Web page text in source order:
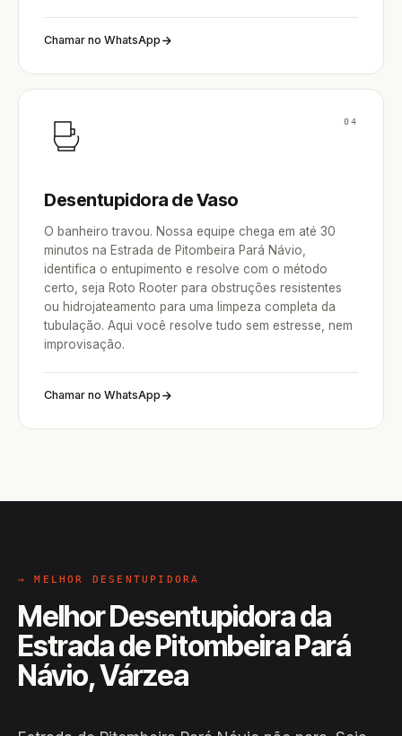
Chamar no WhatsApp
04
Desentupidora de Vaso
O banheiro travou. Nossa equipe chega em até 30
minutos na Estrada de Pitombeira Pará Návio,
identifica o entupimento e resolve com o método
certo, seja Roto Rooter para obstruções resistentes
ou hidrojateamento para uma limpeza completa da
tubulação. Aqui você resolve tudo sem estresse, nem
improvisação.
Chamar no WhatsApp
→ MELHOR DESENTUPIDORA
Melhor Desentupidora da
Estrada de Pitombeira Pará
Návio, Várzea